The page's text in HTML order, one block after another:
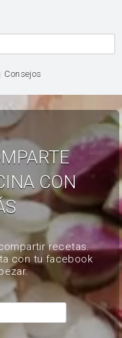
Consejos
CON
recetas.
con tu facebook